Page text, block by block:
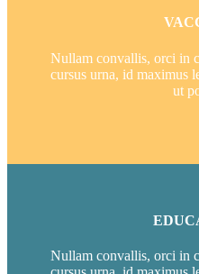
Nullam convallis, orci in
cursus urna, id maximus
ut
Nullam convallis, orci in